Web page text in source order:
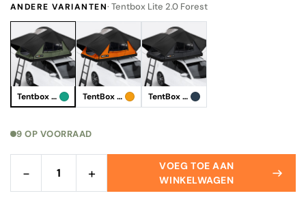
ANDERE VARIANTEN· Tentbox Lite 2.0 Forest
Tentbox Lite 2.0 Forest TentBox Lite 2.0 Sunset TentBox Lite 2.0 Flint
9 OP VOORRAAD
− +
VOEG TOE AAN
WINKELWAGEN